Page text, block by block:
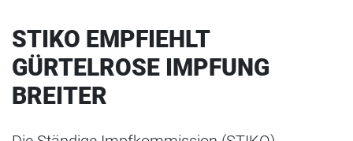
STIKO EMPFIEHLT
GÜRTELROSE IMPFUNG
BREITER